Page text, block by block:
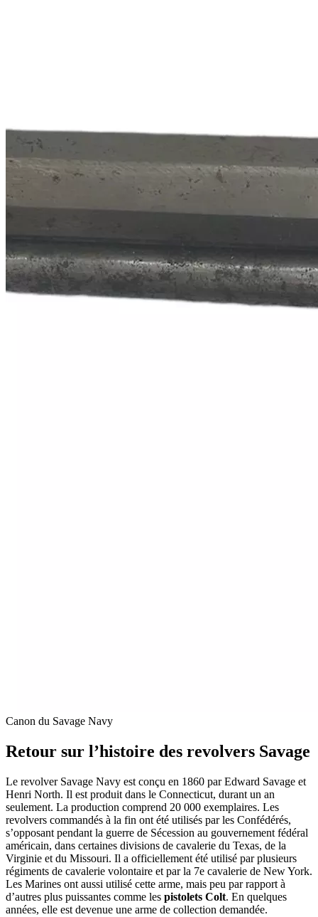
Canon du Savage Navy
Retour sur l’histoire des revolvers Savage
Le revolver Savage Navy est conçu en 1860 par Edward Savage et
Henri North. Il est produit dans le Connecticut, durant un an
seulement. La production comprend 20 000 exemplaires. Les
revolvers commandés à la fin ont été utilisés par les Confédérés,
s’opposant pendant la guerre de Sécession au gouvernement fédéral
américain, dans certaines divisions de cavalerie du Texas, de la
Virginie et du Missouri. Il a officiellement été utilisé par plusieurs
régiments de cavalerie volontaire et par la 7e cavalerie de New York.
Les Marines ont aussi utilisé cette arme, mais peu par rapport à
d’autres plus puissantes comme les pistolets Colt. En quelques
années, elle est devenue une arme de collection demandée.